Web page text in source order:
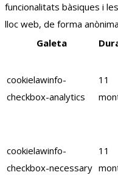
funcionalitats bàsiques i
lloc web, de forma anònima
Galeta
cookielawinfo-
checkbox-analytics
11
cookielawinfo-
checkbox-necessary
11